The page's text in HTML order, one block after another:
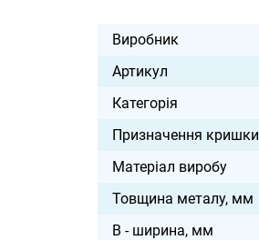
Виробник
Артикул
Категорія
Призначення кришки
Матеріал виробу
Товщина металу, мм
B - ширина, мм